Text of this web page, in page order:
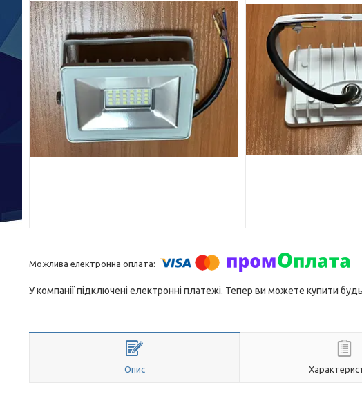
У компанії підключені електронні платежі. Тепер ви можете купити
Опис